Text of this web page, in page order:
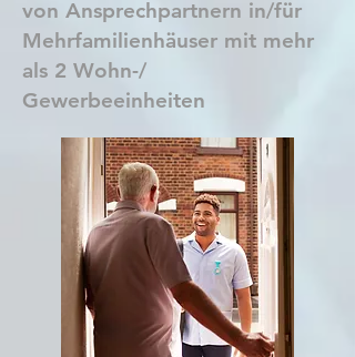
von Ansprechpartnern in/für
Mehrfamilienhäuser mit mehr
als 2 Wohn-/
Gewerbeeinheiten